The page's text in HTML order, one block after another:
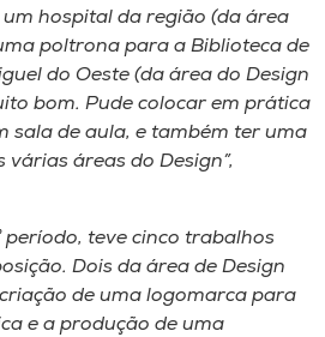
hospital da região (da área
poltrona para a Biblioteca de
do Oeste (da área do Design
bom. Pude colocar em prática
sala de aula, e também ter uma
áreas do Design”,
período, teve cinco trabalhos
Dois da área de Design
de uma logomarca para
e a produção de uma